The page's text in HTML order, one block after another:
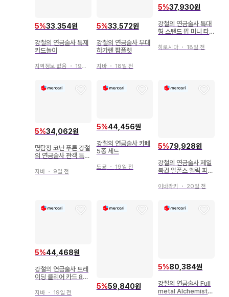
5%33,354원
강철의 연금술사 특제
카드놀이
지역정보 없음 ・ 19일 전
5%33,572원
강철의 연금술사 무대
하가렌 팜플렛
지바・ 18일 전
5%37,930원
강철의 연금술사 특대
형 스탠드 팝 미니 타
히로시마 ・ 18일 전
5%34,062원
명탐정 코난 푸른 강철
의 연금술사 관객 특전
영용 입국 사증 & 싱가
지바 ・ 9일 전
5%44,456원
강철의 연금술사 카페
5종 세트
도쿄 ・ 19일 전
5%79,928원
강철의 연금술사 제일
복권 알폰스 엘릭 피규
이바라키 ・ 20일 전
5%44,468원
강철의 연금술사 트레
이딩 클리어 카드 8장
지바 ・ 19일 전
5%59,840원
5%80,384원
강철의 연금술사 Full
metal Alchemist